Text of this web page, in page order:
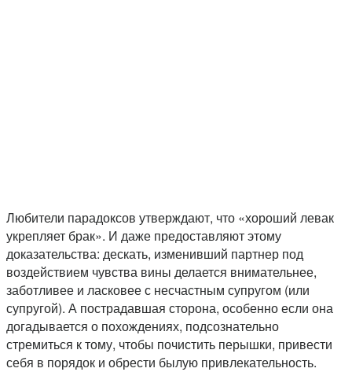
Любители парадоксов утверждают, что «хороший левак
укрепляет брак». И даже предоставляют этому
доказательства: дескать, изменивший партнер под
воздействием чувства вины делается внимательнее,
заботливее и ласковее с несчастным супругом (или
супругой). А пострадавшая сторона, особенно если она
догадывается о похождениях, подсознательно
стремиться к тому, чтобы почистить перышки, привести
себя в порядок и обрести былую привлекательность.